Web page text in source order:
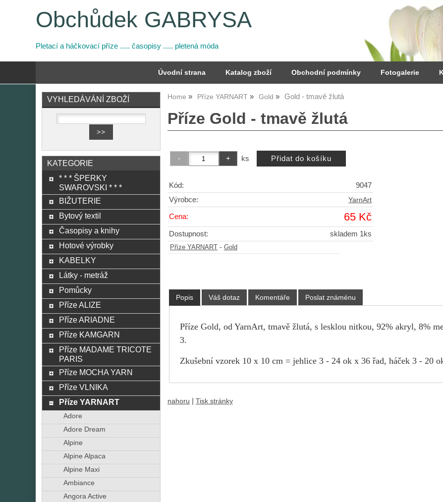
Obchůdek GABRYSA
Pletací a háčkovací příze ..... časopisy ..... pletená móda
Úvodní strana Katalog zboží Obchodní podmínky Fotogalerie
Home Příze YARNART Gold Gold - tmavě žlutá
Příze Gold - tmavě žlutá
ks
Kód:
9047
Výrobce:
YarnArt
Cena: 65 Kč
Dostupnost: skladem 1ks
Příze YARNART - Gold
Popis Váš dotaz Komentáře Poslat známénu
Příze Gold, od YarnArt, tmavě žlutá, s lesklou nitkou, 92% akryl, 8%
3.
Zkušební vzorek 10 x 10 cm = jehlice 3 - 24 ok x 36 řad, háček 3 - 20
nahoru Tisk stránky
VYHLEDÁVÁNÍ ZBOŽÍ
KATEGORIE
* * * ŠPERKY
SWAROVSKI * * *
BIŽUTERIE
Bytový textil
Časopisy a knihy
Hotové výrobky
KABELKY
Látky - metráž
Pomůcky
Příze ALIZE
Příze ARIADNE
Příze KAMGARN
Příze MADAME TRICOTE
PARIS
Příze MOCHA YARN
Příze VLNIKA
Příze YARNART
Adore
Adore Dream
Alpine
Alpine Alpaca
Alpine Maxi
Ambiance
Angora Active